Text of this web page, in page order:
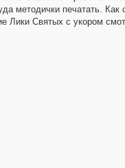
методички печатать.
Лики Святых с укором